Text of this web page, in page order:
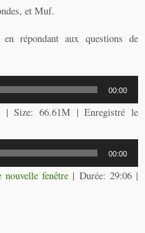
et Muf.
en répondant aux questions de
00:00
| Size: 66.61M | Enregistré le
00:00
nouvelle fenêtre | Durée: 29:06|